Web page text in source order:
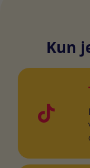
Kun